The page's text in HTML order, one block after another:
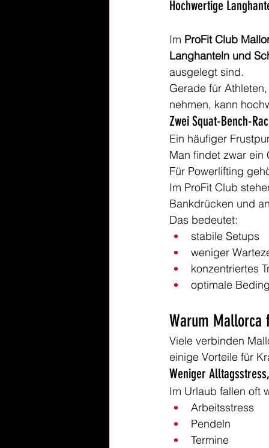
Hochwertige
Im ProFit Club
Langhanteln und
ausgelegt sind.
Gerade für
nehmen, kann
Zwei Squat-Bench-
Ein häufiger
Man findet zwar
Für Powerlifting
Im ProFit Club
Bankdrücken und
Das bedeutet:
stabile Setups
weniger
konzentriertes
optimale
Warum Mallorca
Viele verbinden
einige Vorteile für
Weniger
Im Urlaub fallen oft
Arbeitsstress
Pendeln
Termine